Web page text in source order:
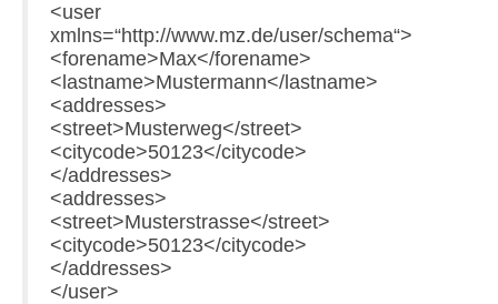
<user
xmlns=“http://www.mz.de/user/schema“>
<forename>Max</forename>
<lastname>Mustermann</lastname>
<addresses>
<street>Musterweg</street>
<citycode>50123</citycode>
</addresses>
<addresses>
<street>Musterstrasse</street>
<citycode>50123</citycode>
</addresses>
</user>